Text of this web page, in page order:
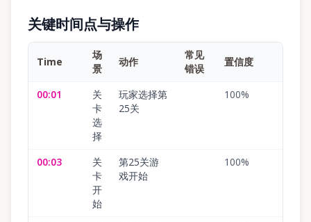
关键时间点与操作
Time
场
景
动作
常见
错误
置信度
00:01
关
卡
选
择
玩家选择第
25关
100%
00:03
关
卡
开
始
第25关游
戏开始
100%